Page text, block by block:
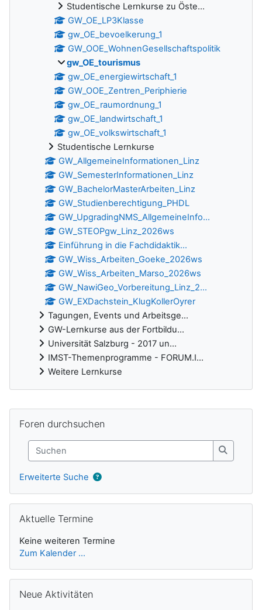
Studentische Lernkurse zu Öste...
GW_OE_LP3Klasse
gw_OE_bevoelkerung_1
GW_OOE_WohnenGesellschaftspolitik
gw_OE_tourismus
gw_OE_energiewirtschaft_1
GW_OOE_Zentren_Periphierie
gw_OE_raumordnung_1
gw_OE_landwirtschaft_1
gw_OE_volkswirtschaft_1
Studentische Lernkurse
GW_AllgemeineInformationen_Linz
GW_SemesterInformationen_Linz
GW_BachelorMasterArbeiten_Linz
GW_Studienberechtigung_PHDL
GW_UpgradingNMS_AllgemeineInfo...
GW_STEOPgw_Linz_2026ws
Einführung in die Fachdidaktik...
GW_Wiss_Arbeiten_Goeke_2026ws
GW_Wiss_Arbeiten_Marso_2026ws
GW_NawiGeo_Vorbereitung_Linz_2...
GW_EXDachstein_KlugKollerOyrer
Tagungen, Events und Arbeitsge...
GW-Lernkurse aus der Fortbildu...
Universität Salzburg - 2017 un...
IMST-Themenprogramme - FORUM.I...
Weitere Lernkurse
Ergänzungsblöcke
Foren durchsuchen
Suchen
Suchen
Erweiterte Suche
Aktuelle Termine
Keine weiteren Termine
Zum Kalender ...
Neue Aktivitäten